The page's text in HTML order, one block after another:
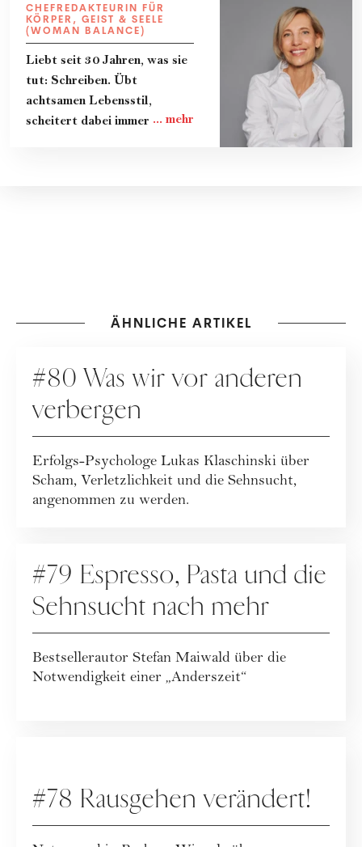
CHEFREDAKTEURIN FÜR
KÖRPER, GEIST & SEELE
(WOMAN BALANCE)
Liebt seit 30 Jahren, was sie
tut: Schreiben. Übt
achtsamen Lebensstil,
scheitert dabei immer wieder
ÄHNLICHE ARTIKEL
#80 Was wir vor anderen
verbergen
Erfolgs-Psychologe Lukas Klaschinski über
Scham, Verletzlichkeit und die Sehnsucht,
angenommen zu werden.
#79 Espresso, Pasta und die
Sehnsucht nach mehr
Bestsellerautor Stefan Maiwald über die
Notwendigkeit einer „Anderszeit“
#78 Rausgehen verändert!